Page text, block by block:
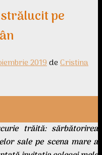
pe
2019deCristina
trăită: sărbătorirea
sale pe scena mare a